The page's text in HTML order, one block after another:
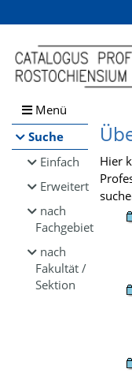
Browsen
direkt zum Inhalt
Menü
Suche
Einfach
Erweitert
nach
Fachgebiet
nach
Fakultät /
Sektion
Hier